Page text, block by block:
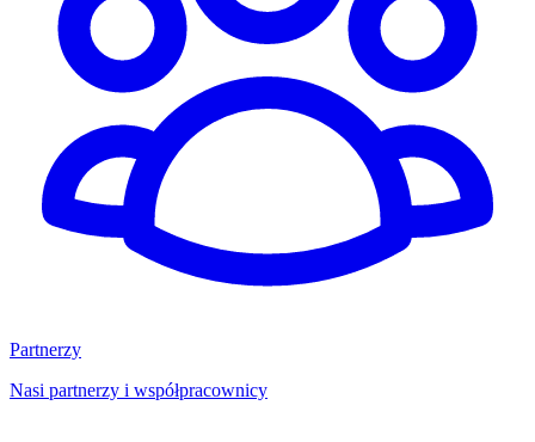
Partnerzy
Nasi partnerzy i współpracownicy